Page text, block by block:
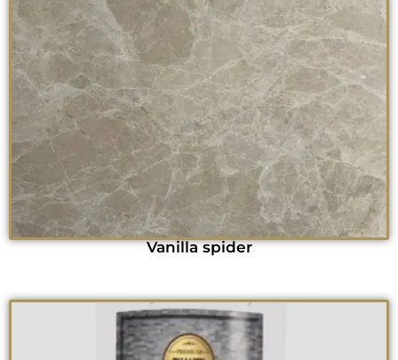
Vanilla spider